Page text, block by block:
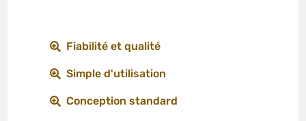
Fiabilité et qualité
Simple d'utilisation
Conception standard